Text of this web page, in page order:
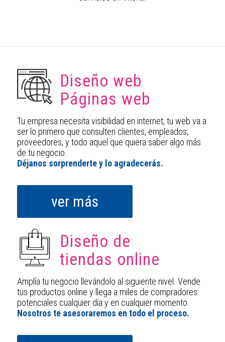
Diseño web
Páginas web
Tu empresa necesita visibilidad en internet, tu web va a
ser lo primero que consulten clientes, empleados,
proveedores, y todo aquel que quiera saber algo más
de tu negocio.
Déjanos sorprenderte y lo agradecerás.
ver más
Diseño de
tiendas online
Amplía tu negocio llevándolo al siguiente nivel. Vende
tus productos online y llega a miles de compradores
potenciales cualquier día y en cualquier momento.
Nosotros te asesoraremos en todo el proceso.